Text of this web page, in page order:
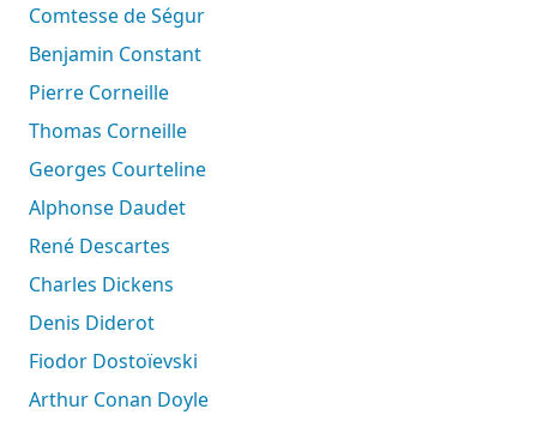
Comtesse de Ségur
Benjamin Constant
Pierre Corneille
Thomas Corneille
Georges Courteline
Alphonse Daudet
René Descartes
Charles Dickens
Denis Diderot
Fiodor Dostoïevski
Arthur Conan Doyle